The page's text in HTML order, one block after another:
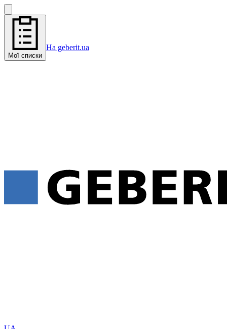
Мої списки
На geberit.ua